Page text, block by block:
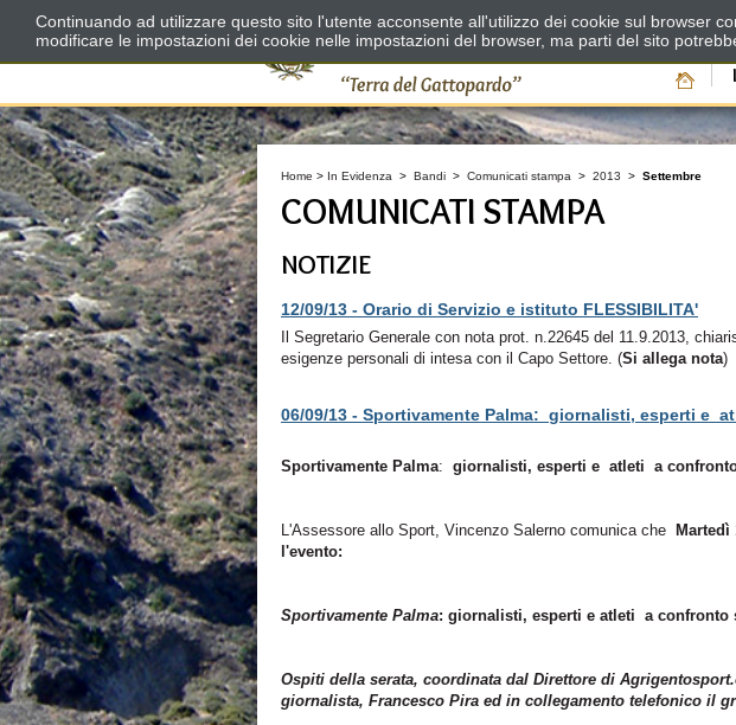
Home > In Evidenza > Bandi > Comunicati stampa > 2013 > Settembre
COMUNICATI STAMPA
NOTIZIE
12/09/13 - Orario di Servizio e istituto FLESSIBILITA'
Il Segretario Generale con nota prot. n.22645 del 11.9.2013,
esigenze personali di intesa con il Capo Settore. (Si allega nota)
06/09/13 - Sportivamente Palma: giornalisti, esperti e
Sportivamente Palma: giornalisti, esperti e atleti a
L'Assessore allo Sport, Vincenzo Salerno comunica che
l'evento:
Sportivamente Palma: giornalisti, esperti e atleti a confronto
Ospiti della serata, coordinata dal Direttore di
giornalista, Francesco Pira ed in collegamento telefonico il
Continuando ad utilizzare questo sito l'utente acconsente all'utilizzo dei cookie sul browser
modificare le impostazioni dei cookie nelle impostazioni del browser, ma parti del sito